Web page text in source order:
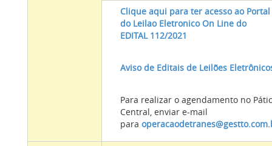
Clique aqui para ter acesso ao Portal
do Leilao Eletronico On Line do
EDITAL 112/2021
Aviso de Editais de Leilões
Para realizar o agendamento no
Central, enviar e-mail
para